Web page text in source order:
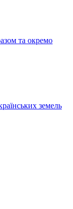
та окремо
земель